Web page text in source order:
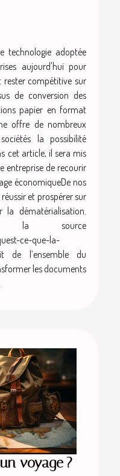
technologie adoptée
aujourd'hui pour
rester compétitive sur
de conversion des
papier en format
offre de nombreux
la possibilité
cet article, il sera mis
entreprise de recourir
économiqueDe nos
et prospérer sur
dématérialisation.
la source
ce-que-la-
de l’ensemble du
les documents
voyage ?